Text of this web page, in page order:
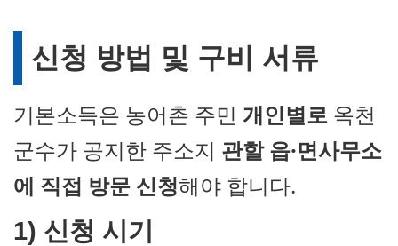
신청 방법 및 구비 서류
기본소득은 농어촌 주민 개인별로 옥천
군수가 공지한 주소지 관할 읍·면사무소
에 직접 방문 신청해야 합니다.
1) 신청 시기